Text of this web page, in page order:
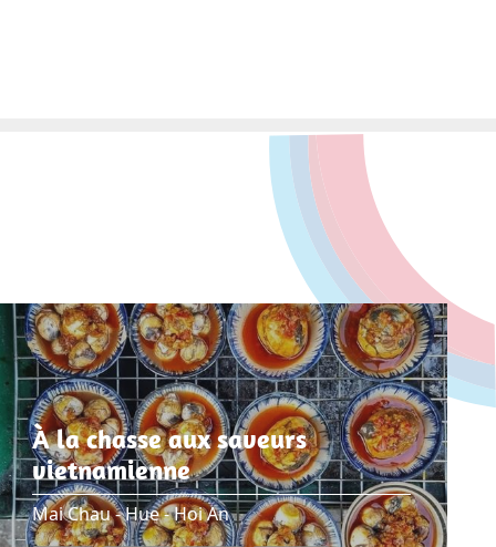
À la chasse aux saveurs
vietnamienne
Mai Chau - Hue - Hoi An